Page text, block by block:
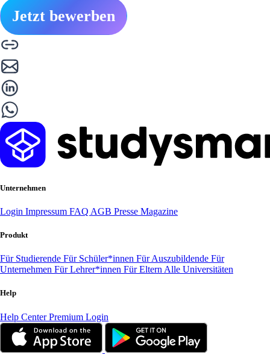
Jetzt bewerben
Unternehmen
Login Impressum FAQ AGB Presse Magazine
Produkt
Für Studierende Für Schüler*innen Für Auszubildende Für
Unternehmen Für Lehrer*innen Für Eltern Alle Universitäten
Help
Help CenterPremium Login